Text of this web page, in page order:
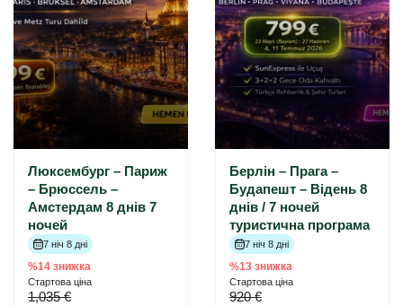
Люксембург – Париж
– Брюссель –
Амстердам 8 днів 7
ночей
7 ніч 8 дні
%14 знижка
Стартова ціна
1,035 €
Берлін – Прага –
Будапешт – Відень 8
днів / 7 ночей
туристична програма
7 ніч 8 дні
%13 знижка
Стартова ціна
920 €